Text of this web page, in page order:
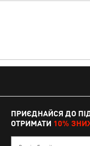
ПРИЄДНАЙСЯ ДО
ОТРИМАТИ 10%